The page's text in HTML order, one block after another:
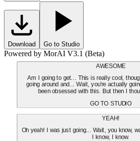
Download Go to Studio
Powered by MorAI V3.1 (Beta)
AWESOME
Am I going to get... This is really cool,
going around and... Wait, you're actually
been obsessed with this. But then I
GO TO STUDIO
YEAH!
Oh yeah! I was just going... Wait, you know,
I know, I know.